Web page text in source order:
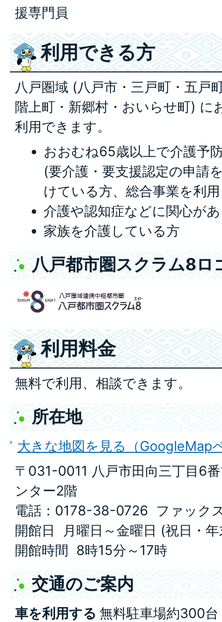
援専門員
利用できる方
八戸圏域 (八戸市・三戸町・五戸
階上町・新郷村・おいらせ町) に
利用できます。
おおむね65歳以上で介護予
(要介護・要支援認定の申請
けている方、総合事業を利
介護や認知症などに関心が
家族を介護している方
八戸都市圏スクラム8ロ
利用料金
無料で利用、相談できます。
所在地
大きな地図を見る（GoogleMap
〒031-0011 八戸市田向三丁目6
ンター2階
電話：0178-38-0726 ファック
開館日 月曜日～金曜日 (祝日・
開館時間 8時15分～17時
交通のご案内
車を利用する 無料駐車場約300